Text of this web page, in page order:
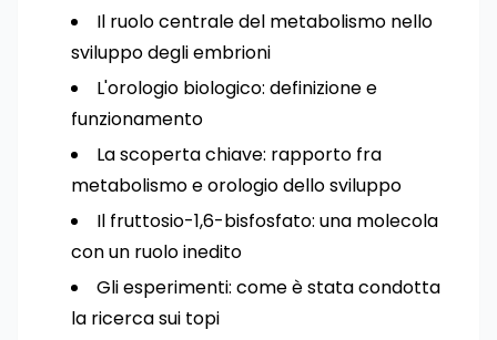
Il ruolo centrale del metabolismo nello
sviluppo degli embrioni
L'orologio biologico: definizione e
funzionamento
La scoperta chiave: rapporto fra
metabolismo e orologio dello sviluppo
Il fruttosio-1,6-bisfosfato: una molecola
con un ruolo inedito
Gli esperimenti: come è stata condotta
la ricerca sui topi